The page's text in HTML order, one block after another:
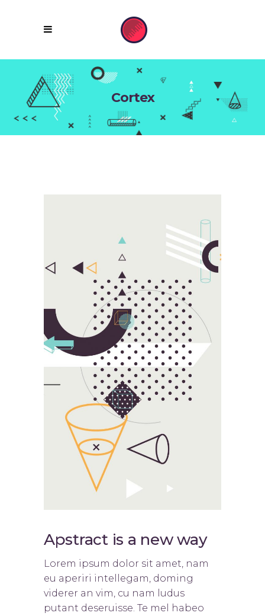
Cortex
Apstract is a new way
Lorem ipsum dolor sit amet, nam
eu aperiri intellegam, doming
viderer an vim, cu nam ludus
putant deseruisse. Te mel habeo